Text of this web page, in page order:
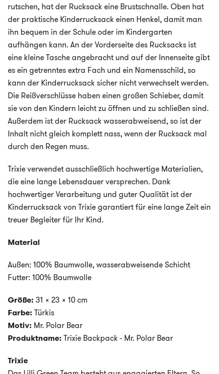
rutschen, hat der Rucksack eine Brustschnalle. Oben hat
der praktische Kinderrucksack einen Henkel, damit man
ihn bequem in der Schule oder im Kindergarten
aufhängen kann. An der Vorderseite des Rucksacks ist
eine kleine Tasche angebracht und auf der Innenseite gibt
es ein getrenntes extra Fach und ein Namensschild, so
kann der Kinderrucksack sicher nicht verwechselt werden.
Die Reißverschlüsse haben einen großen Schieber, damit
sie von den Kindern leicht zu öffnen und zu schließen sind.
Außerdem ist der Rucksack wasserabweisend, so ist der
Inhalt nicht gleich komplett nass, wenn der Rucksack mal
durch den Regen muss.
Trixie verwendet ausschließlich hochwertige Materialien,
die eine lange Lebensdauer versprechen. Dank
hochwertiger Verarbeitung und guter Qualität ist der
Kinderrucksack von Trixie garantiert für eine lange Zeit ein
treuer Begleiter für Ihr Kind.
Material
Außen: 100% Baumwolle,wasserabweisende Schicht
Futter: 100% Baumwolle
Größe: 31 x 23 x 10 cm
Farbe: Türkis
Motiv: Mr. Polar Bear
Produktname: Trixie Backpack - Mr. Polar Bear
Trixie